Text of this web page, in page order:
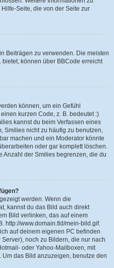
Seite, die von der Seite zur
Beiträgen zu verwenden. Die meisten
können über BBCode erreicht
können, um ein Gefühl
kurzen Code, z. B. bedeutet :)
kannst du beim Verfassen eines
Smilies nicht zu häufig zu benutzen,
machen und ein Moderator könnte
oder gar komplett löschen.
Anzahl der Smilies begrenzen, die du
werden. Wenn die
kannst du das Bild auch direkt
Bild verlinken, das auf einem
http://www.domain.tld/mein-bild.gif.
auf deinem eigenen PC befinden
noch zu Bildern, die nur nach
oder Yahoo-Mailboxen, mit
das Bild anzuzeigen, benutze den